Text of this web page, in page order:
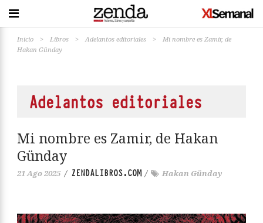
Inicio > Libros > Adelantos editoriales >
Mi nombre es Zamir, de
Hakan Günday
Adelantos editoriales
Mi nombre es Zamir, de Hakan
Günday
21 Ago 2025 / ZENDALIBROS.COM/ Hakan Günday